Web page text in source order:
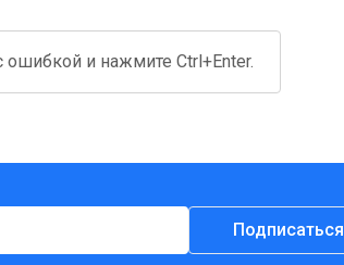
ошибкой и нажмите Ctrl+Enter.
Подписаться